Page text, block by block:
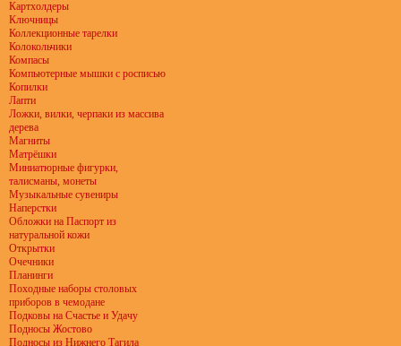
Картхолдеры
Ключницы
Коллекционные тарелки
Колокольчики
Компасы
Компьютерные мышки с росписью
Копилки
Лапти
Ложки, вилки, черпаки из массива
дерева
Магниты
Матрёшки
Миниатюрные фигурки,
талисманы, монеты
Музыкальные сувениры
Наперстки
Обложки на Паспорт из
натуральной кожи
Открытки
Очечники
Планинги
Походные наборы столовых
приборов в чемодане
Подковы на Счастье и Удачу
Подносы Жостово
Подносы из Нижнего Тагила